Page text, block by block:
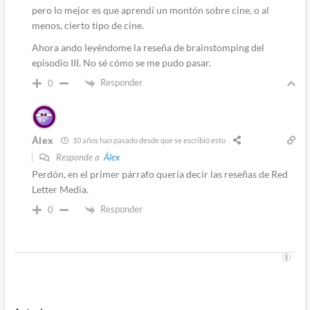
pero lo mejor es que aprendí un montón sobre cine, o al
menos, cierto tipo de cine.
Ahora ando leyéndome la reseña de brainstomping del
episodio III. No sé cómo se me pudo pasar.
0 Responder
Álex 10 años han pasado desde que se escribió esto
Responde a Álex
Perdón, en el primer párrafo quería decir las reseñas de Red
Letter Media.
0 Responder